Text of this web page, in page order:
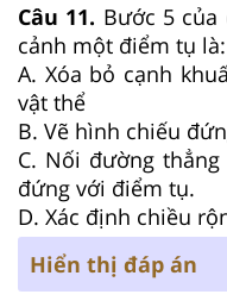
Câu 11. Bước 5
cảnh một điểm tụ là:
A. Xóa bỏ cạnh
vật thể
B. Vẽ hình chiếu
C. Nối đường
đứng với điểm tụ.
D. Xác định chiều
Hiển thị đáp án